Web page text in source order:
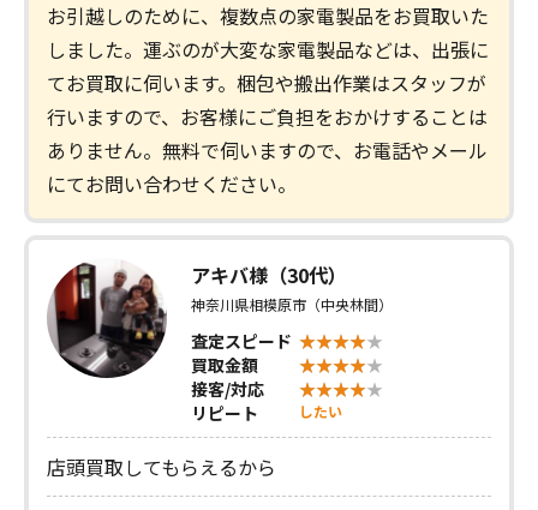
お引越しのために、複数点の家電製品をお買取いた
しました。運ぶのが大変な家電製品などは、出張に
てお買取に伺います。梱包や搬出作業はスタッフが
行いますので、お客様にご負担をおかけすることは
ありません。無料で伺いますので、お電話やメール
にてお問い合わせください。
アキバ様（30代）
神奈川県相模原市（中央林間）
査定スピード
買取金額
接客/対応
リピート
したい
店頭買取してもらえるから